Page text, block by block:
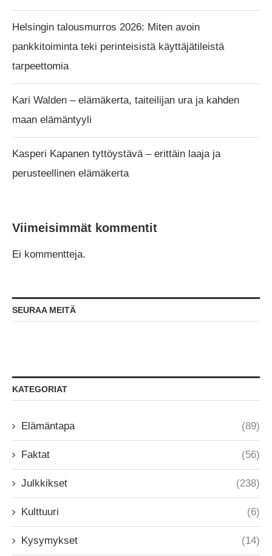
Helsingin talousmurros 2026: Miten avoin
pankkitoiminta teki perinteisistä käyttäjätileistä
tarpeettomia
Kari Walden – elämäkerta, taiteilijan ura ja kahden
maan elämäntyyli
Kasperi Kapanen tyttöystävä – erittäin laaja ja
perusteellinen elämäkerta
Viimeisimmät kommentit
Ei kommentteja.
SEURAA MEITÄ
KATEGORIAT
Elämäntapa (89)
Faktat (56)
Julkkikset (238)
Kulttuuri (6)
Kysymykset (14)